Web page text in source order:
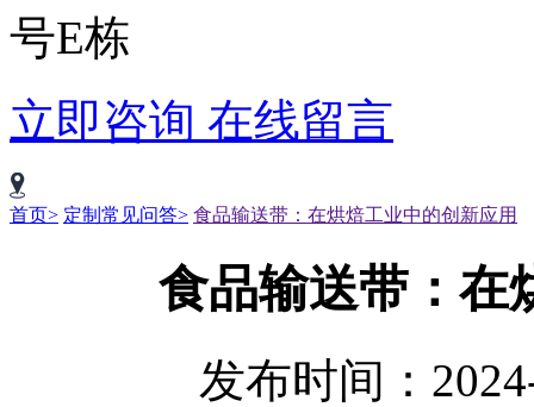
号E栋
立即咨询 在线留言
首页> 定制常见问答> 食品输送带：在烘焙工业中的创新应用
食品输送带：在
发布时间：